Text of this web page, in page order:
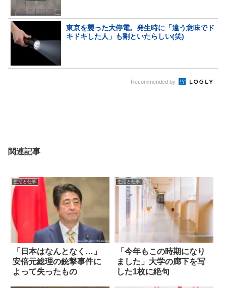
東京を襲った大停電。発生時に「違う意味でド
キドキした人」も割といたらしい(笑)
Recommended by
関連記事
生活と仕事
「日本はなんとなく…」
安倍元総理の銃撃事件に
よって失ったもの
生活と仕事
「今年もこの時期になり
ました」大学の廊下を写
した1枚に絶句